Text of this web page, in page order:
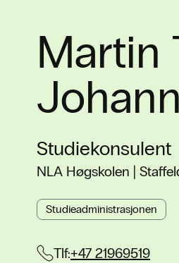
Martin
Studiekonsulent
NLA Høgskolen |
Studieadministrasjonen
Tlf:+47 21969519